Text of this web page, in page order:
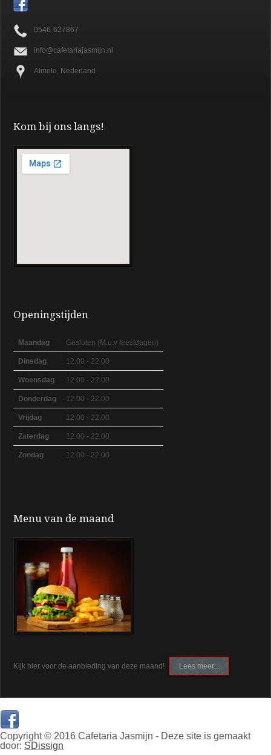
0546-627867
info@cafetariajasmijn.nl
Almelo, Nederland
Kom bij ons langs!
Openingstijden
Maandag Gesloten (M.u.v feestdagen)
Dinsdag 12.00 - 22.00
Woensdag 12.00 - 22.00
Donderdag 12.00 - 22.00
Vrijdag 12.00 - 22.00
Zaterdag 12.00 - 22.00
Zondag 12.00 - 22.00
Menu van de maand
Kijk hier voor de aanbieding van deze maand! Lees meer...
Copyright © 2016 Cafetaria Jasmijn - Deze site is gemaakt
door: SDissign